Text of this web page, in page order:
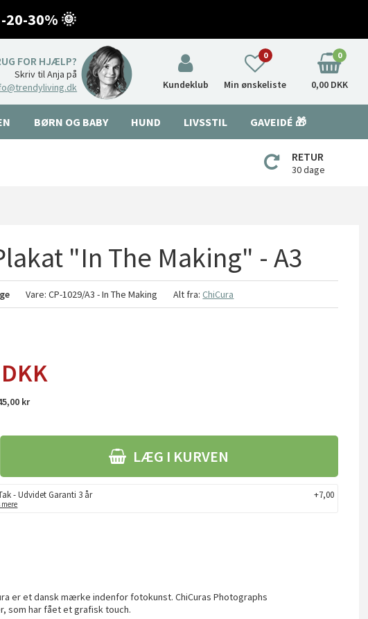
20-30% 🌞
FOR HJÆLP?
Skriv til Anja på
Kundeklub Min ønskeliste
0 0
0,00 DKK
BØRN OG BABY HUND LIVSSTIL GAVEIDÉ 🎁
RETUR
30 dage
"In The Making" - A3
Vare:CP-1029/A3 - In The Making Alt fra:ChiCura
DKK
kr
LÆG I KURVEN
- Udvidet Garanti 3 år +7,00
er et dansk mærke indenfor fotokunst. ChiCuras Photographs
som har fået et grafisk touch.